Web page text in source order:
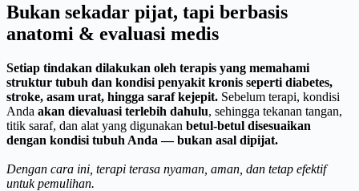
Bukan sekadar pijat, tapi berbasis
anatomi & evaluasi medis
Setiap tindakan dilakukan oleh terapis yang memahami
struktur tubuh dan kondisi penyakit kronis seperti diabetes,
stroke, asam urat, hingga saraf kejepit. Sebelum terapi, kondisi
Anda akan dievaluasi terlebih dahulu, sehingga tekanan tangan,
titik saraf, dan alat yang digunakan betul-betul disesuaikan
dengan kondisi tubuh Anda — bukan asal dipijat.
Dengan cara ini, terapi terasa nyaman, aman, dan tetap efektif
untuk pemulihan.